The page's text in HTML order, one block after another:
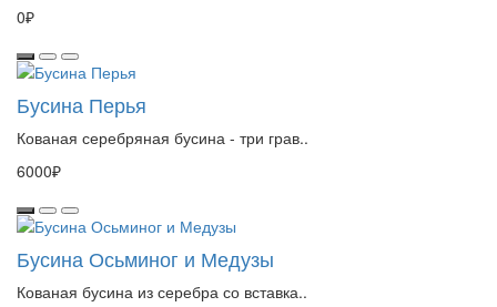
0₽
Бусина Перья
Кованая серебряная бусина - три грав..
6000₽
Бусина Осьминог и Медузы
Кованая бусина из серебра со вставка..